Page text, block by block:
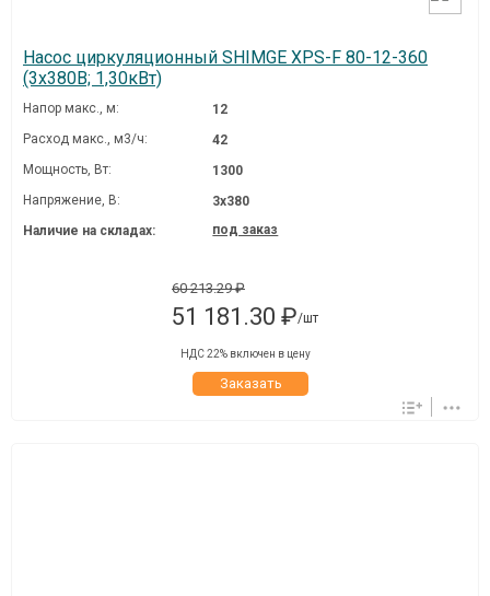
Насос циркуляционный SHIMGE XPS-F 80-12-360
(3х380В; 1,30кВт)
Напор макс., м:
12
Расход макс., м3/ч:
42
Мощность, Вт:
1300
Напряжение, В:
3х380
Наличие на складах:
под заказ
60 213.29 ₽
51 181.30 ₽/шт
НДС 22% включен в цену
Заказать